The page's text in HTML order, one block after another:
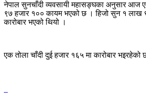
नेपाल सुनचाँदी व्यवसायी महासङ्घका अनुसार आज
९७ हजार १०० कायम भएको छ । हिजो सुन १ लाख
कारोबार भएको थियो ।
एक तोला चाँदी दुई हजार १६५ मा कारोबार भइरहेको